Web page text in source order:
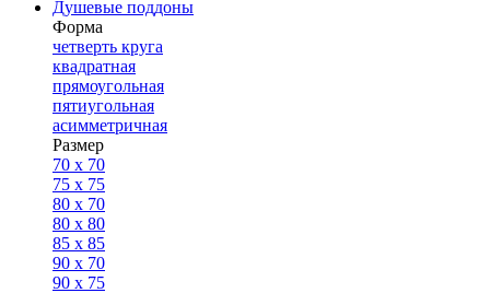
Душевые поддоны
Форма
четверть круга
квадратная
прямоугольная
пятиугольная
асимметричная
Размер
70 x 70
75 x 75
80 x 70
80 x 80
85 x 85
90 x 70
90 x 75